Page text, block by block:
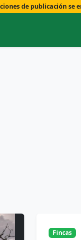
de publicación se
Fincas